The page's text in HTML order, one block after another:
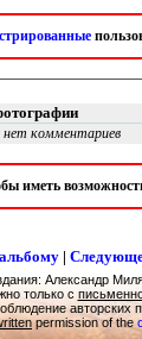
комментариев
иметь
|
Александр
только с
авторских
permission of the